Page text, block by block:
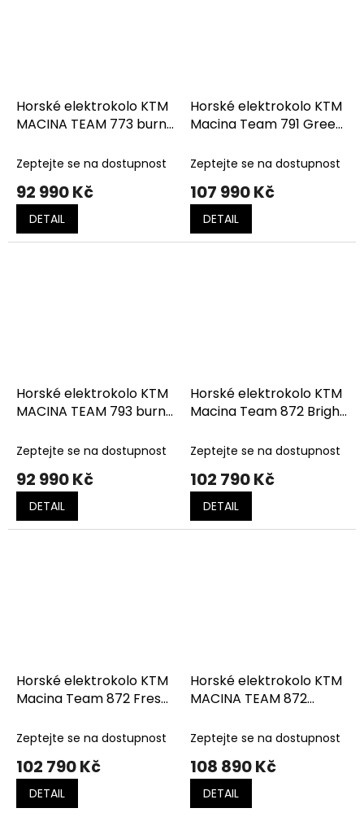
Horské elektrokolo KTM
MACINA TEAM 773 burnt
Zeptejte se na dostupnost
92 990 Kč
DETAIL
Horské elektrokolo KTM
Macina Team 791 Green
Zeptejte se na dostupnost
107 990 Kč
DETAIL
Horské elektrokolo KTM
MACINA TEAM 793 burnt
Zeptejte se na dostupnost
92 990 Kč
DETAIL
Horské elektrokolo KTM
Macina Team 872 Bright
Zeptejte se na dostupnost
102 790 Kč
DETAIL
Horské elektrokolo KTM
Macina Team 872 Fresh
Zeptejte se na dostupnost
102 790 Kč
DETAIL
Horské elektrokolo KTM
MACINA TEAM 872
Zeptejte se na dostupnost
108 890 Kč
DETAIL